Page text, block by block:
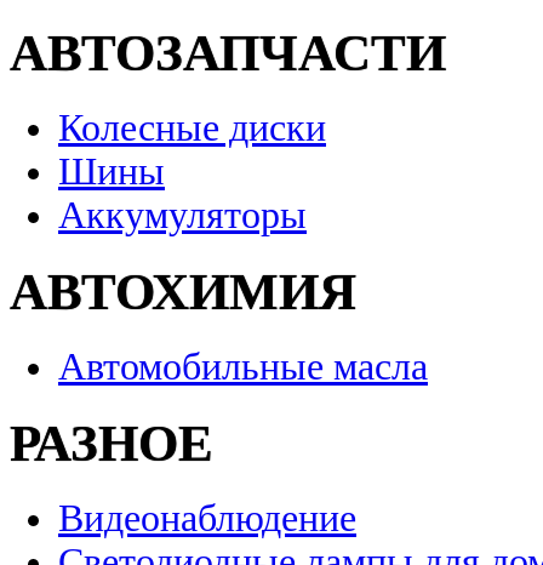
АВТОЗАПЧАСТИ
Колесные диски
Шины
Аккумуляторы
АВТОХИМИЯ
Автомобильные масла
РАЗНОЕ
Видеонаблюдение